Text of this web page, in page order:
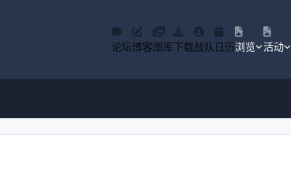
论坛博客图库下载战队 日历浏览 活动